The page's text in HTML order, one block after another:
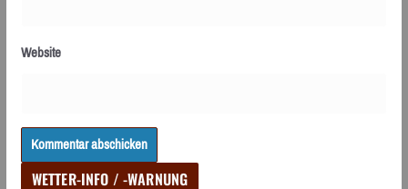
Website
WETTER-INFO / -WARNUNG